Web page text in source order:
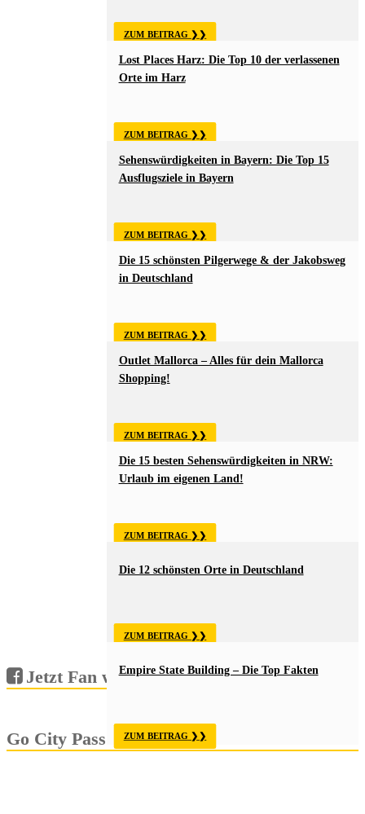
ZUM BEITRAG
Lost Places Harz: Die Top 10 der verlassenen
Orte im Harz
ZUM BEITRAG
Sehenswürdigkeiten in Bayern: Die Top 15
Ausflugsziele in Bayern
ZUM BEITRAG
Die 15 schönsten Pilgerwege & der Jakobsweg
in Deutschland
ZUM BEITRAG
Outlet Mallorca – Alles für dein Mallorca
Shopping!
ZUM BEITRAG
Die 15 besten Sehenswürdigkeiten in NRW:
Urlaub im eigenen Land!
ZUM BEITRAG
Die 12 schönsten Orte in Deutschland
ZUM BEITRAG
Empire State Building – Die Top Fakten
ZUM BEITRAG
Jetzt Fan werden!
Go City Pass